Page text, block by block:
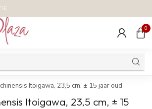
0
Itoigawa, 23,5 cm, ± 15 jaar oud
Itoigawa, 23,5 cm, ± 15